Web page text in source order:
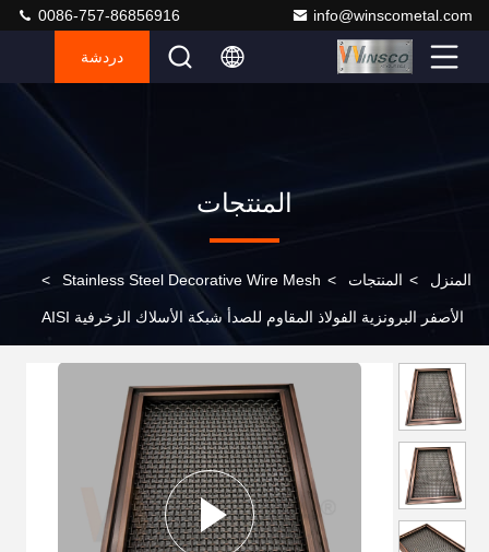
info@winscometal.com
0086-757-86856916
دردشة
المنتجات
المنزل > المنتجات >
Stainless Steel Decorative Wire Mesh
>
الأصفر البرونزية الفولاذ المقاوم للصدأ شبكة الأسلاك الزخرفية AISI